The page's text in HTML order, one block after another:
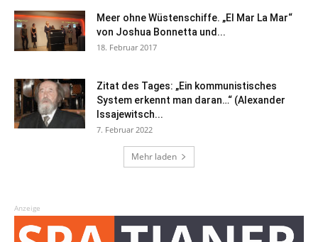
Meer ohne Wüstenschiffe. „El Mar La Mar“
von Joshua Bonnetta und...
18. Februar 2017
Zitat des Tages: „Ein kommunistisches
System erkennt man daran…“ (Alexander
Issajewitsch...
7. Februar 2022
Mehr laden
Anzeige